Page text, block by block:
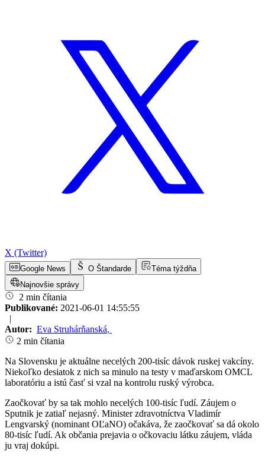
X (Twitter)
Google News O Štandarde
Téma týždňa
Najnovšie správy
2 min čítania
Publikované: 2021-06-01 14:55:55
|
Autor: Eva Struhárňanská,
2 min čítania
Na Slovensku je aktuálne necelých 200-tisíc dávok ruskej vakcíny.
Niekoľko desiatok z nich sa minulo na testy v maďarskom OMCL
laboratóriu a istú časť si vzal na kontrolu ruský výrobca.
Zaočkovať by sa tak mohlo necelých 100-tisíc ľudí. Záujem o
Sputnik je zatiaľ nejasný. Minister zdravotníctva Vladimír
Lengvarský (nominant OĽaNO) očakáva, že zaočkovať sa dá okolo
80-tisíc ľudí. Ak občania prejavia o očkovaciu látku záujem, vláda
ju vraj dokúpi.